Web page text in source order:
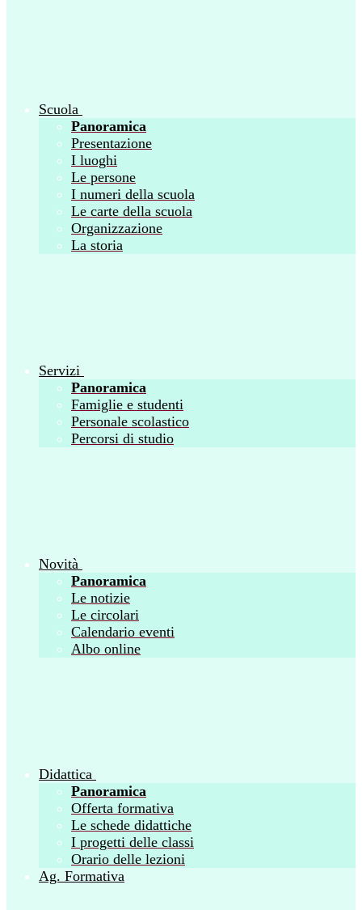
Scuola
Panoramica
Presentazione
I luoghi
Le persone
I numeri della scuola
Le carte della scuola
Organizzazione
La storia
Servizi
Panoramica
Famiglie e studenti
Personale scolastico
Percorsi di studio
Novità
Panoramica
Le notizie
Le circolari
Calendario eventi
Albo online
Didattica
Panoramica
Offerta formativa
Le schede didattiche
I progetti delle classi
Orario delle lezioni
Ag. Formativa